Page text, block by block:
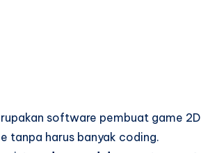
software pembuat game 2D
tanpa harus banyak coding.